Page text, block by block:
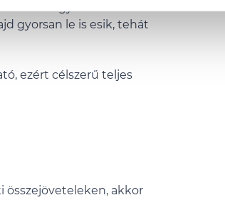
gyorsan
gyorsan le is esik, tehát
ezért célszerű teljes
összejöveteleken, akkor